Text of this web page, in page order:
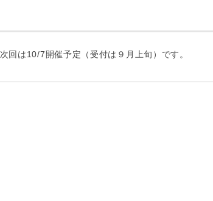
は10/7開催予定（受付は９月上旬）です。